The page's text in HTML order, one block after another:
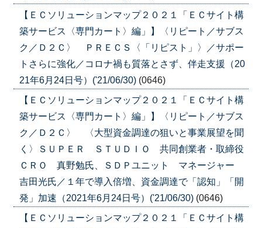
【ＥＣソリューションマップ２０２１「ＥＣサイト構
築サービス〈専門カート〉編」】〈リピート／サブス
ク／Ｄ２Ｃ〉 ＰＲＥＣＳ〈「リピスト」〉／サポー
トさらに強化／コロナ禍も質落とさず、伴走支援（20
21年6月24日号）('21/06/30) (0646)
【ＥＣソリューションマップ２０２１「ＥＣサイト構
築サービス〈専門カート〉編」】〈リピート／サブス
ク／Ｄ２Ｃ〉 〈大型資金調達の狙いと事業展望を聞
く〉ＳＵＰＥＲ ＳＴＵＤＩＯ 共同創業者・取締役
ＣＲＯ 真野勉氏、ＳＤＰユニット マネージャー
吉田光氏／１年で導入倍増、資金調達で「認知」「開
発」加速（2021年6月24日号）('21/06/30) (0646)
【ＥＣソリューションマップ２０２１「ＥＣサイト構